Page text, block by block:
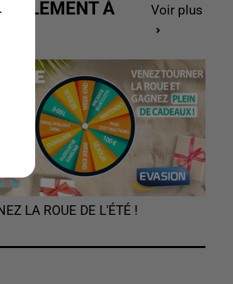
À
Voir plus
LA ROUE DE L'ÉTÉ !